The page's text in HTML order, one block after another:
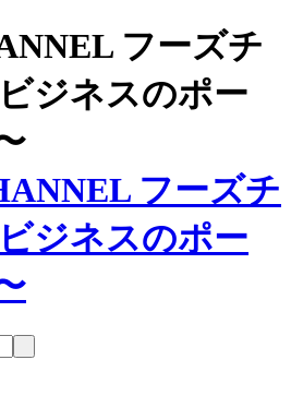
フーズチ
ジネスのポー